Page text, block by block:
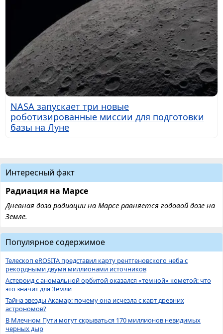
NASA запускает три новые
роботизированные миссии для подготовки
базы на Луне
Интересный факт
Радиация на Марсе
Дневная доза радиации на Марсе равняется годовой дозе на
Земле.
Популярное содержимое
Телескоп eROSITA представил карту рентгеновского неба с
рекордными двумя миллионами источников
Астероид с аномальной орбитой оказался «темной» кометой: что
это значит для Земли
Тайна звезды Акамар: почему она исчезла с карт древних
астрономов?
В Млечном Пути могут скрываться 170 миллионов невидимых
черных дыр